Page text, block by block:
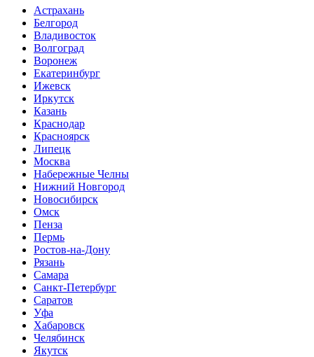
Астрахань
Белгород
Владивосток
Волгоград
Воронеж
Екатеринбург
Ижевск
Иркутск
Казань
Краснодар
Красноярск
Липецк
Москва
Набережные Челны
Нижний Новгород
Новосибирск
Омск
Пенза
Пермь
Ростов-на-Дону
Рязань
Самара
Санкт-Петербург
Саратов
Уфа
Хабаровск
Челябинск
Якутск